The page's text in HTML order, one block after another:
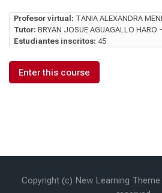
Profesor virtual: TANIA ALEXANDRA
Tutor: BRYAN JOSUE AGUAGALLO HARO
Estudiantes inscritos: 45
Enter this course
Copyright (c) New Learning Theme